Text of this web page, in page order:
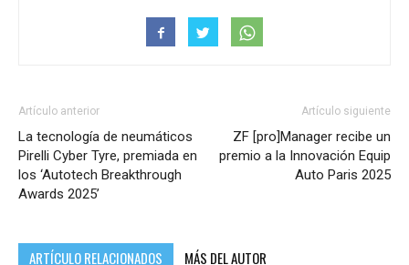
Artículo anterior
La tecnología de neumáticos
Pirelli Cyber Tyre, premiada en
los ‘Autotech Breakthrough
Awards 2025’
Artículo siguiente
ZF [pro]Manager recibe un
premio a la Innovación Equip
Auto Paris 2025
ARTÍCULO RELACIONADOS MÁS DEL AUTOR